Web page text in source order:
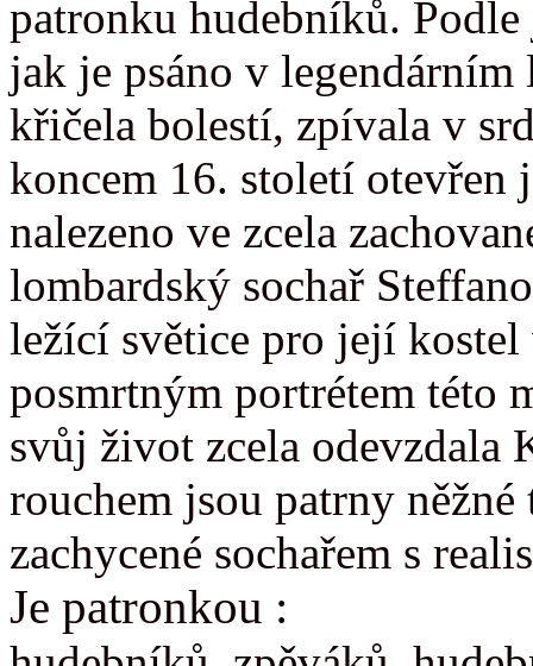
patronku hudebníků.
jak je psáno v
křičela bolestí, zpívala v
koncem 16. století
nalezeno ve zcela
lombardský sochař
ležící světice pro její
posmrtným portrétem této
svůj život zcela odevzdala
rouchem jsou patrny
zachycené sochařem s
Je patronkou :